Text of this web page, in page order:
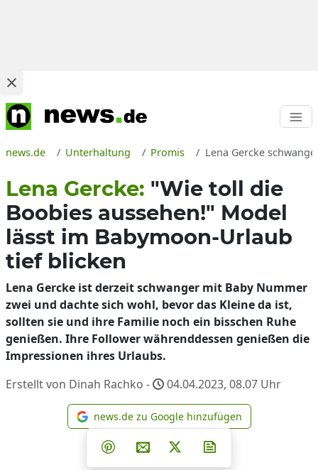
news.de Unterhaltung Promis Lena Gercke
Lena Gercke: "Wie toll die
Boobies aussehen!" Model
lässt im Babymoon-Urlaub
tief blicken
Lena Gercke ist derzeit schwanger mit Baby Nummer
zwei und dachte sich wohl, bevor das Kleine da ist,
sollten sie und ihre Familie noch ein bisschen Ruhe
genießen. Ihre Follower währenddessen genießen die
Impressionen ihres Urlaubs.
Erstellt von Dinah Rachko -
04.04.2023, 08.07 Uhr
news.de zu Google
news.de zu Google hinzufügen
Teilen auf Facebook
Teilen auf Whatsapp
Teilen auf Telegram
Teilen auf Pinterest
Per E-Mail teilen
Post auf X